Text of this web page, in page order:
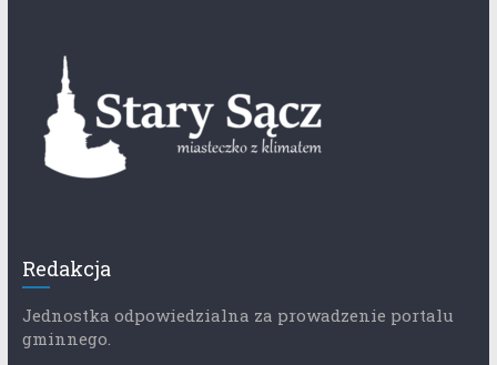
Redakcja
Jednostka odpowiedzialna za prowadzenie portalu
gminnego.